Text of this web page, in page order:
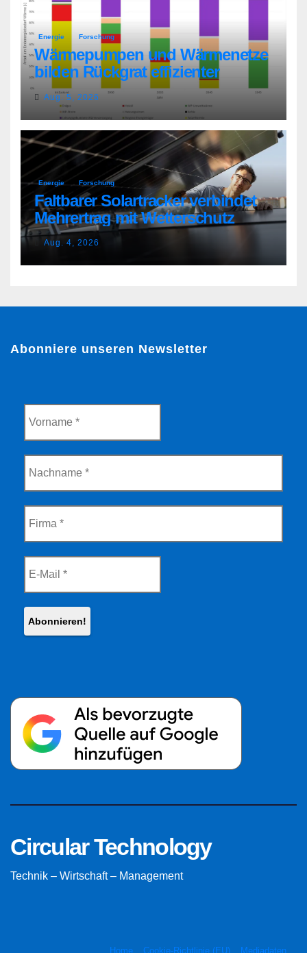
Energie Forschung
Wärmepumpen und Wärmenetze
bilden Rückgrat effizienter
Wärmeversorgung
Aug. 5, 2026
Energie Forschung
Faltbarer Solartracker verbindet
Mehrertrag mit Wetterschutz
Aug. 4, 2026
Abonniere unseren Newsletter
Circular Technology
Technik – Wirtschaft – Management
Home Cookie-Richtlinie (EU) Mediadaten